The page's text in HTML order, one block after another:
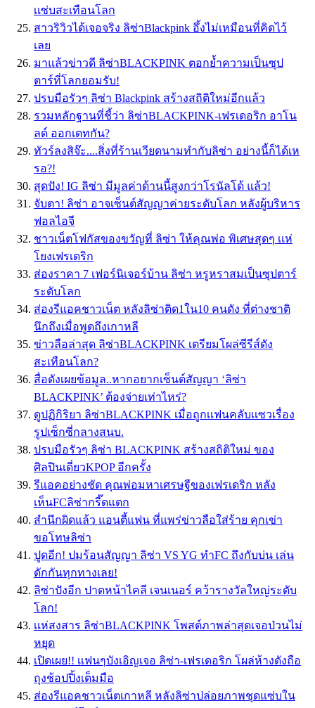
เเซ่บสะเทือนโลก
สาวริวิวได้เจอจริง ลิซ่าBlackpink อึ้งไม่เหมือนที่คิดไว้
เลย
มาแล้วข่าวดี ลิซ่าBLACKPINK ตอกย้ำความเป็นซุป
ตาร์ที่โลกยอมรับ!
ปรบมือรัวๆ ลิซ่า Blackpink สร้างสถิติใหม่อีกแล้ว
รวมหลักฐานที่ชี้ว่า ลิซ่าBLACKPINK-เฟรเดอริก อาโน
ลด์ ออกเดทกัน?
ทัวร์ลงสิจ๊ะ....สิ่งที่ร้านเวียดนามทำกับลิซ่า อย่างนี้ก็ได้เห
รอ?!
สุดปัง! IG ลิซ่า มีมูลค่าด้านนี้สูงกว่าโรนัลโด้ แล้ว!
จับตา! ลิซ่า อาจเซ็นต์สัญญาค่ายระดับโลก หลังผู้บริหาร
ฟอลไอจี
ชาวเน็ตโฟกัสของขวัญที่ ลิซ่า ให้คุณพ่อ พิเศษสุดๆ เเห่
โยงเฟรเดริก
ส่องราคา 7 เฟอร์นิเจอร์บ้าน ลิซ่า หรูหราสมเป็นซุปตาร์
ระดับโลก
ส่องรีแอคชาวเน็ต หลังลิซ่าติด1ใน10 คนดัง ที่ต่างชาติ
นึกถึงเมื่อพูดถึงเกาหลี
ข่าวลือล่าสุด ลิซ่าBLACKPINK เตรียมโผล่ซีรีส์ดัง
สะเทือนโลก?
สื่อดังเผยข้อมูล..หากอยากเซ็นต์สัญญา ‘ลิซ่า
BLACKPINK’ ต้องจ่ายเท่าไหร่?
ดูปฏิกิริยา ลิซ่าBLACKPINK เมื่อถูกเเฟนคลับเเซวเรื่อง
รูปเซ็กซี่กลางสนบ.
ปรบมือรัวๆ ลิซ่า BLACKPINK สร้างสถิติใหม่ ของ
ศิลปินเดี่ยวKPOP อีกครั้ง
รีแอคอย่างชัด คุณพ่อมหาเศรษฐีของเฟรเดริก หลัง
เห็นFCลิซ่ากรี๊ดแตก
สำนึกผิดแล้ว แอนตี้แฟน ที่แพร่ข่าวลือใส่ร้าย คุกเข่า
ขอโทษลิซ่า
ปูดอีก! ปมร้อนสัญญา ลิซ่า VS YG ทำFC ถึงกับบ่น เล่น
ดักกันทุกทางเลย!
ลิซ่าปังอีก ปาดหน้าไคลี เจนเนอร์ คว้ารางวัลใหญ่ระดับ
โลก!
เเห่สงสาร ลิซ่าBLACKPINK โพสต์ภาพล่าสุดเจอป่วนไม่
หยุด
เปิดเผย!! เเฟนๆบังเอิญเจอ ลิซ่า-เฟรเดอริก โผล่ห้างดังถือ
ถุงช้อปปิ้งเต็มมือ
ส่องรีแอคชาวเน็ตเกาหลี หลังลิซ่าปล่อยภาพชุดแซ่บใน